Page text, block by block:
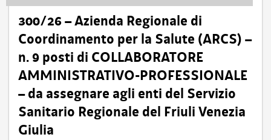
300/26 – Azienda Regionale di
Coordinamento per la Salute (ARCS) –
n. 9 posti di COLLABORATORE
AMMINISTRATIVO-PROFESSIONALE
– da assegnare agli enti del Servizio
Sanitario Regionale del Friuli Venezia
Giulia